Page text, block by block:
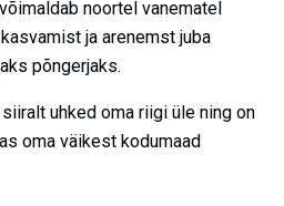
noortel vanematel
ja arenemst juba
põngerjaks.
uhked oma riigi üle ning on
oma väikest kodumaad